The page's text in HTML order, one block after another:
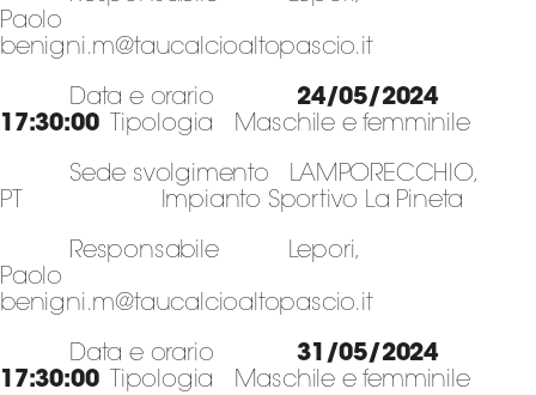
Paolo
benigni.m@taucalcioaltopascio.it
Data e orario 24/05/2024
17:30:00Tipologia Maschile e femminile
Sede svolgimento LAMPORECCHIO,
PT Impianto Sportivo La Pineta
Responsabile Lepori,
Paolo
benigni.m@taucalcioaltopascio.it
Data e orario 31/05/2024
17:30:00Tipologia Maschile e femminile